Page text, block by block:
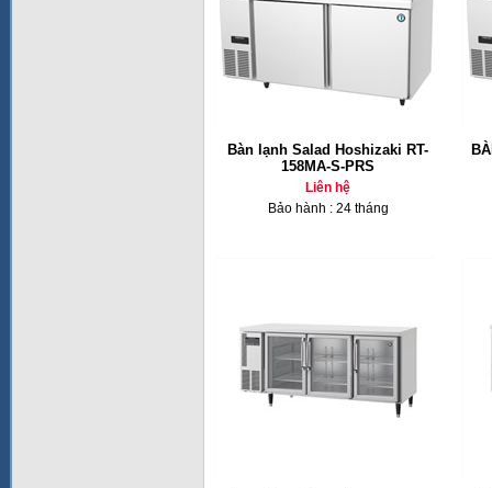
Bàn lạnh Salad Hoshizaki RT-
158MA-S-PRS
Liên hệ
Bảo hành : 24 tháng